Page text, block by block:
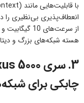
انعطاف‌پذیری بی‌نظیری را
هسته شبکه‌های بزرگ و
چابکی برای